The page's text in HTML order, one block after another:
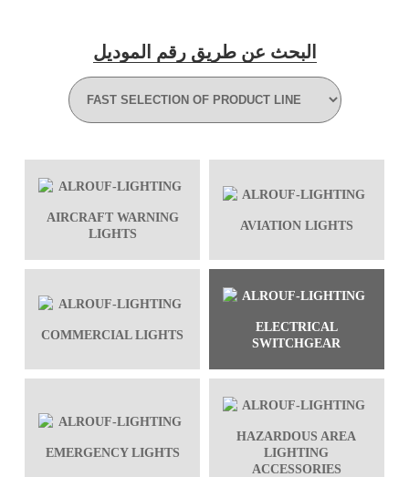
View Product
البحث عن طريق رقم الموديل
AIRCRAFT WARNING
LIGHTS
AVIATION LIGHTS
COMMERCIAL LIGHTS
ELECTRICAL
SWITCHGEAR
EMERGENCY LIGHTS
HAZARDOUS AREA
LIGHTING
ACCESSORIES